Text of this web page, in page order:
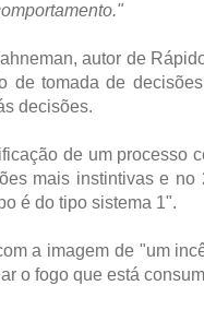
autor de
de tomada de
decisões.
de um processo
mais instintivas e
é do tipo sistema 1".
a imagem de "um
o fogo que está